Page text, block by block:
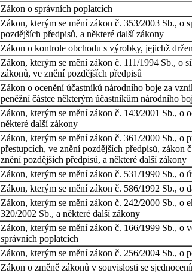
Zákon o správních poplatcích
Zákon, kterým se mění zákon č. 353/2003 Sb., o
pozdějších předpisů, a některé další zákony
Zákon o kontrole obchodu s výrobky, jejichž
Zákon, kterým se mění zákon č. 111/1994 Sb., o
zákonů, ve znění pozdějších předpisů
Zákon o ocenění účastníků národního boje za
peněžní částce některým účastníkům národního
Zákon, kterým se mění zákon č. 143/2001 Sb., o
některé další zákony
Zákon, kterým se mění zákon č. 361/2000 Sb., o
přestupcích, ve znění pozdějších předpisů,
znění pozdějších předpisů, a některé další zákony
Zákon, kterým se mění zákon č. 531/1990 Sb., o
Zákon, kterým se mění zákon č. 586/1992 Sb., o
Zákon, kterým se mění zákon č. 242/2000 Sb., o
320/2002 Sb., a některé další zákony
Zákon, kterým se mění zákon č. 166/1999 Sb., o
správních poplatcích
Zákon, kterým se mění zákon č. 256/2004 Sb., o
Zákon o změně zákonů v souvislosti se